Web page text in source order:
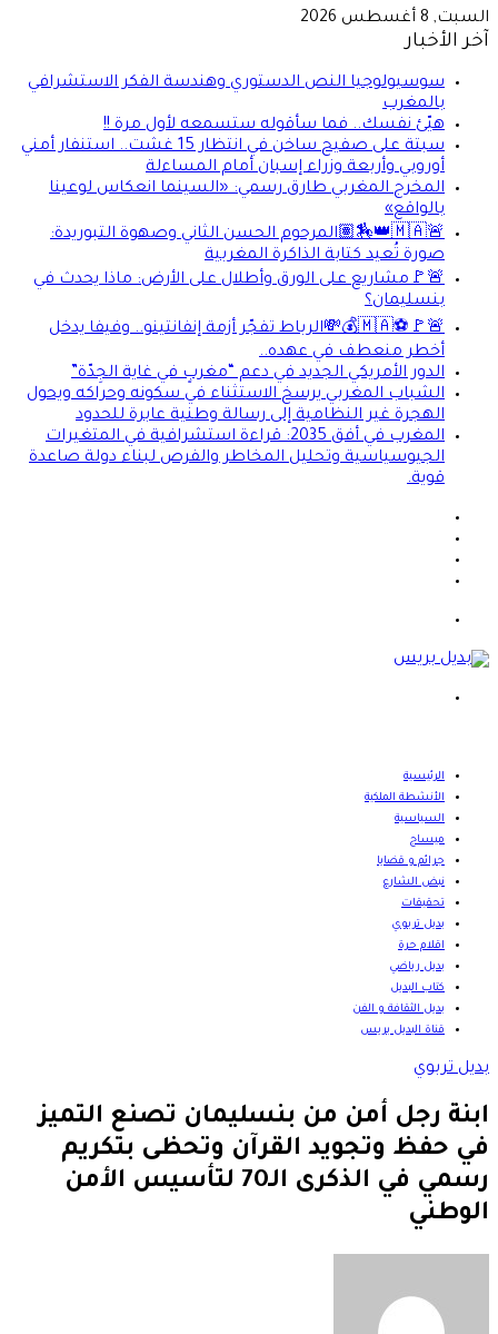
السبت, 8 أغسطس 2026
آخر الأخبار
سوسيولوجيا النص الدستوري وهندسة الفكر الاستشرافي
بالمغرب
هيّئ نفسك.. فما سأقوله ستسمعه لأول مرة !!
سبتة على صفيح ساخن في انتظار 15 غشت.. استنفار أمني
أوروبي وأربعة وزراء إسبان أمام المساءلة
المخرج المغربي طارق رسمي: «السينما انعكاس لوعينا
بالواقع»
🚨🇲🇦👑🏇🏽المرحوم الحسن الثاني وصهوة التبوريدة:
صورة تُعيد كتابة الذاكرة المغربية
🚨🚩مشاريع على الورق وأطلال على الأرض: ماذا يحدث في
بنسليمان؟
🚨🚩⚽🇲🇦💰💸الرباط تفجّر أزمة إنفانتينو.. وفيفا يدخل
أخطر منعطف في عهده..
الدور الأمريكي الجديد في دعم “مغربٍ في غاية الجِدّة”
الشباب المغربي يرسخ الاستثناء في سكونه وحراكه ويحول
الهجرة غير النظامية إلى رسالة وطنية عابرة للحدود
المغرب في أفق 2035: قراءة استشرافية في المتغيرات
الجيوسياسية وتحليل المخاطر والفرص لبناء دولة صاعدة
قوية.
الرئيسية
الأنشطة الملكية
السياسية
ميساج
جرائم و قضايا
نبض الشارع
تحقيقات
بديل تربوي
اقلام حرة
بديل رياضي
كتاب البديل
بديل الثقافة و الفن
قناة البديل بريس
بديل تربوي
ابنة رجل أمن من بنسليمان تصنع التميز
في حفظ وتجويد القرآن وتحظى بتكريم
رسمي في الذكرى الـ70 لتأسيس الأمن
الوطني